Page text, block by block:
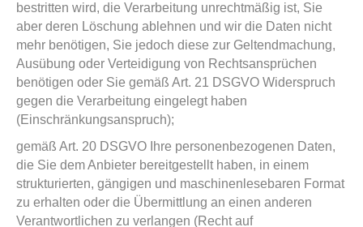
bestritten wird, die Verarbeitung unrechtmäßig ist, Sie
aber deren Löschung ablehnen und wir die Daten nicht
mehr benötigen, Sie jedoch diese zur Geltendmachung,
Ausübung oder Verteidigung von Rechtsansprüchen
benötigen oder Sie gemäß Art. 21 DSGVO Widerspruch
gegen die Verarbeitung eingelegt haben
(Einschränkungsanspruch);
gemäß Art. 20 DSGVO Ihre personenbezogenen Daten,
die Sie dem Anbieter bereitgestellt haben, in einem
strukturierten, gängigen und maschinenlesebaren Format
zu erhalten oder die Übermittlung an einen anderen
Verantwortlichen zu verlangen (Recht auf